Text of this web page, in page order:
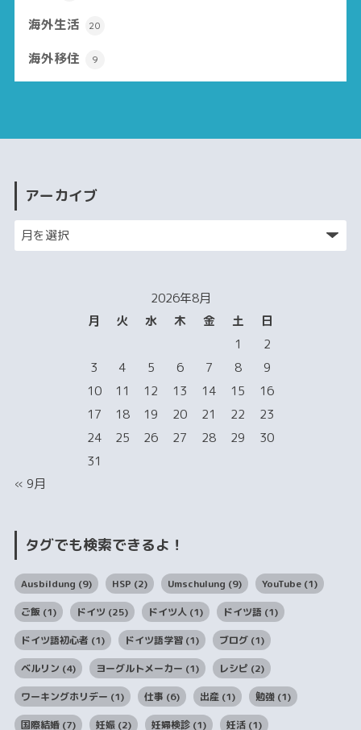
海外生活 20
海外移住 9
アーカイブ
2026年8月
月
火 水 木 金 土
日
1
2
3
4 5 6 7 8
9
10
11 12 13 14 15
16
17
18 19 20 21 22
23
24
25 26 27 28 29
30
31
« 9月
タグでも検索できるよ！
Ausbildung (9) HSP (2) Umschulung (9) YouTube(1)
ご飯 (1) ドイツ (25) ドイツ人(1) ドイツ語 (1)
ドイツ語初心者 (1) ドイツ語学習(1) ブログ(1)
ベルリン (4) ヨーグルトメーカー (1) レシピ (2)
ワーキングホリデー (1) 仕事 (6) 出産(1) 勉強(1)
国際結婚(7) 妊娠(2) 妊婦検診(1) 妊活(1)